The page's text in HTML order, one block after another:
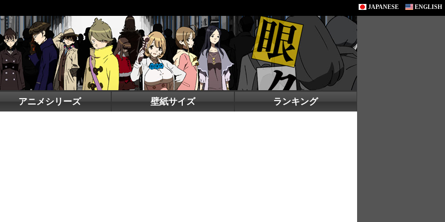
JAPANESE ENGLISH
アニメシリーズ 壁紙サイズ ランキング